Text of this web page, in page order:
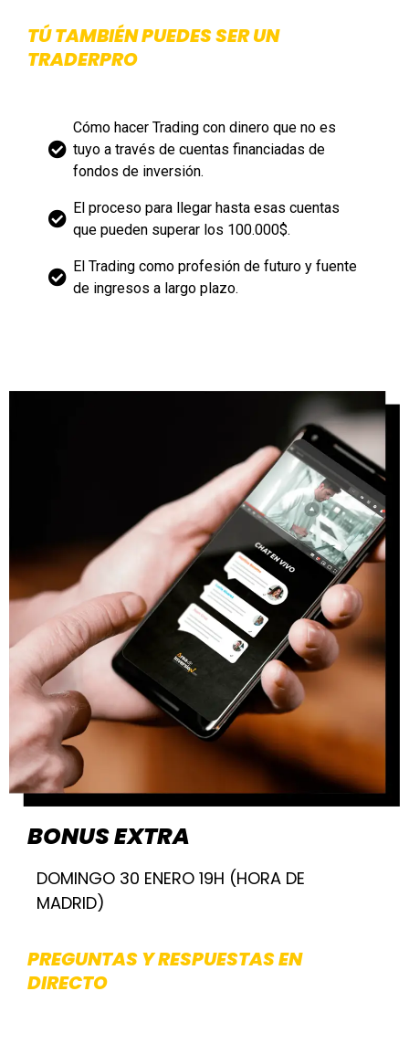
TÚ TAMBIÉN PUEDES SER UN
TRADERPRO
Cómo hacer Trading con dinero que no es
tuyo a través de cuentas financiadas de
fondos de inversión.
El proceso para llegar hasta esas cuentas
que pueden superar los 100.000$.
El Trading como profesión de futuro y fuente
de ingresos a largo plazo.
BONUS EXTRA
DOMINGO 30 ENERO 19H (HORA DE
MADRID)
PREGUNTAS Y RESPUESTAS EN
DIRECTO